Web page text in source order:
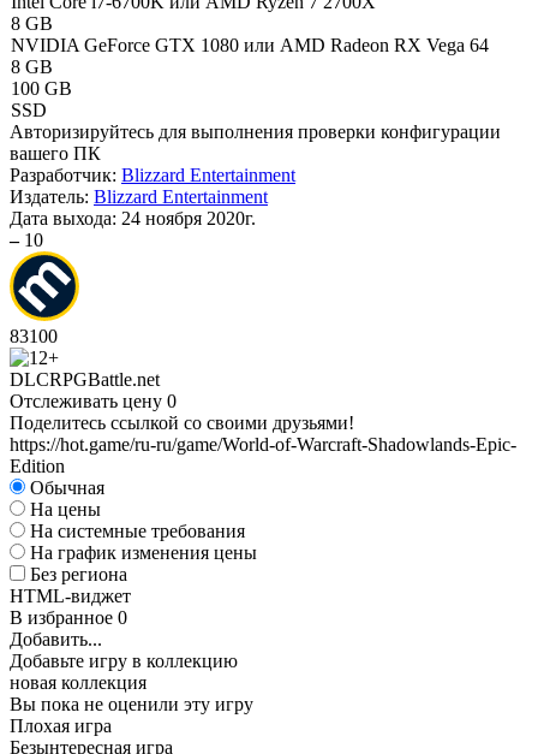
8 GB
NVIDIA GeForce GTX 1080 или AMD Radeon RX Vega 64
8 GB
100 GB
SSD
Авторизируйтесь для выполнения проверки конфигурации
вашего ПК
Разработчик: Blizzard Entertainment
Издатель: Blizzard Entertainment
Дата выхода: 24 ноября 2020г.
– 10
83100
DLCRPGBattle.net
Отслеживать цену 0
Поделитесь ссылкой со своими друзьями!
https://hot.game/ru-ru/game/World-of-Warcraft-Shadowlands-Epic-
Edition
Обычная
На цены
На системные требования
На график изменения цены
Без региона
HTML-виджет
В избранное 0
Добавить...
Добавьте игру в коллекцию
новая коллекция
Вы пока не оценили эту игру
Плохая игра
Безынтересная игра